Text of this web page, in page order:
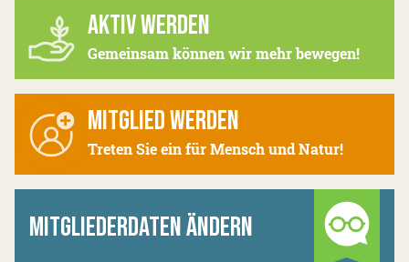
AKTIV WERDEN
Gemeinsam können wir mehr bewegen!
MITGLIED WERDEN
Treten Sie ein für Mensch und Natur!
MITGLIEDERDATEN ÄNDERN